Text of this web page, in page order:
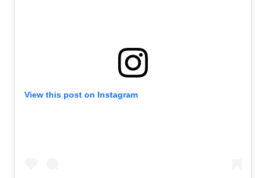
View this post on Instagram